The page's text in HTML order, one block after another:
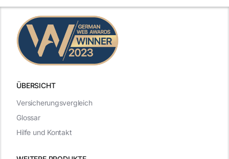
ÜBERSICHT
Versicherungsvergleich
Glossar
Hilfe und Kontakt